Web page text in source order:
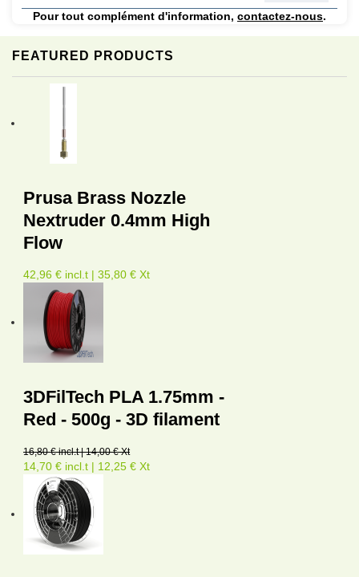
FEATURED PRODUCTS
Prusa Brass Nozzle
Nextruder 0.4mm High
Flow
42,96 € incl.t | 35,80 € Xt
3DFilTech PLA 1.75mm -
Red - 500g - 3D filament
16,80 € incl.t | 14,00 € Xt
14,70 € incl.t | 12,25 € Xt
Pour tout complément d'information, contactez-nous.